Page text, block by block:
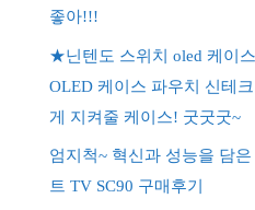
좋아!!!
★닌텐도 스위치 oled 케이
OLED 케이스 파우치 신테
게 지켜줄 케이스! 굿굿굿~
엄지척~ 혁신과 성능을 담
트 TV SC90 구매후기